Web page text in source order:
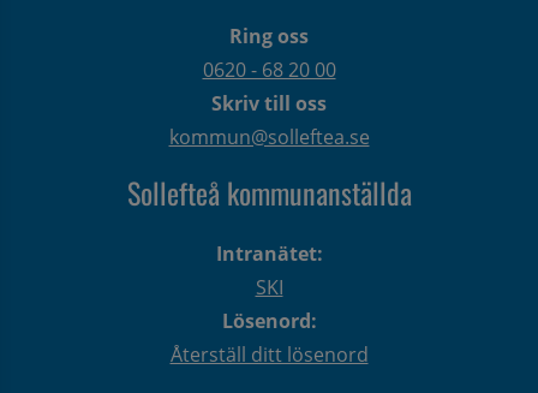
Ring oss
0620 - 68 20 00
Skriv till oss
kommun@solleftea.se
Sollefteå kommunanställda
Intranätet:
SKI
Lösenord:
Återställ ditt lösenord